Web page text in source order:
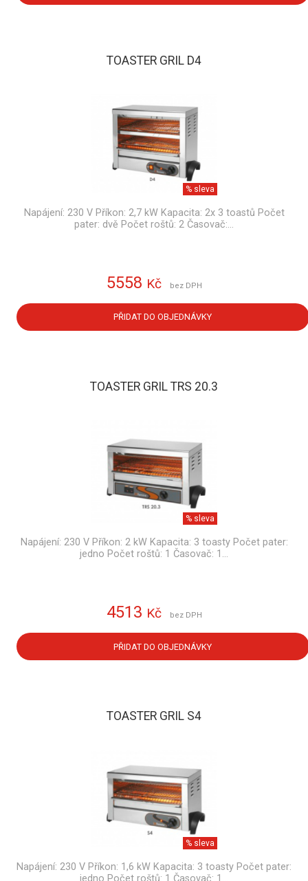
TOASTER GRIL D4
% sleva
Napájení: 230 V Příkon: 2,7 kW Kapacita: 2x 3 toastů Počet
pater: dvě Počet roštů: 2 Časovač:…
5558 Kč bez DPH
PŘIDAT DO OBJEDNÁVKY
TOASTER GRIL TRS 20.3
% sleva
Napájení: 230 V Příkon: 2 kW Kapacita: 3 toasty Počet pater:
jedno Počet roštů: 1 Časovač: 1…
4513 Kč bez DPH
PŘIDAT DO OBJEDNÁVKY
TOASTER GRIL S4
% sleva
Napájení: 230 V Příkon: 1,6 kW Kapacita: 3 toasty Počet pater:
jedno Počet roštů: 1 Časovač: 1…